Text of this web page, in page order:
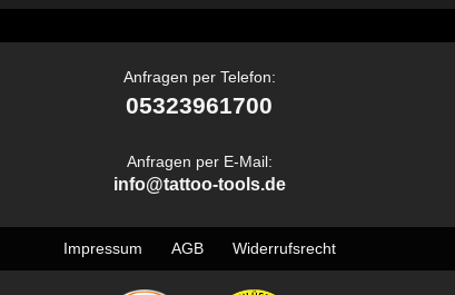
Anfragen per Telefon:
05323961700
Anfragen per E-Mail:
info@tattoo-tools.de
Impressum AGB Widerrufsrecht